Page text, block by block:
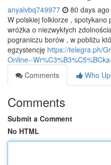
anyalvbq749977 80 days ago
W polskiej folklorze , spotykano
wróżka o niezwykłych
pograniczu borów , w pobliżu
egzystencję https://telegra.ph/
Online--
Comments
Who
Comments
Submit a Comment
No HTML